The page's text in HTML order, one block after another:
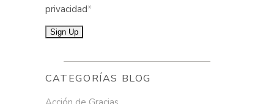
privacidad*
CATEGORÍAS BLOG